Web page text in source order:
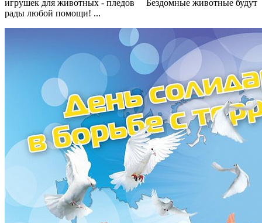
игрушек для животных - пледов Бездомные животные будут
рады любой помощи! ...